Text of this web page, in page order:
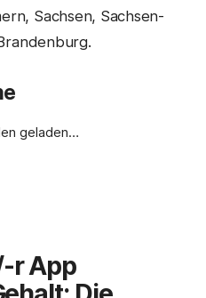
Sachsen, Sachsen-
geladen…
r App